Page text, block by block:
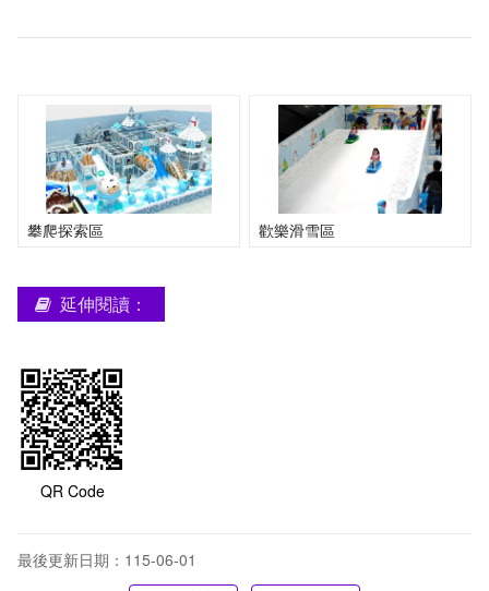
攀爬探索區 歡樂滑雪區
延伸閱讀：
QR Code
最後更新日期：115-06-01